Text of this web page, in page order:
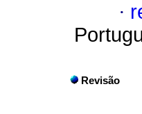
·
Revisão